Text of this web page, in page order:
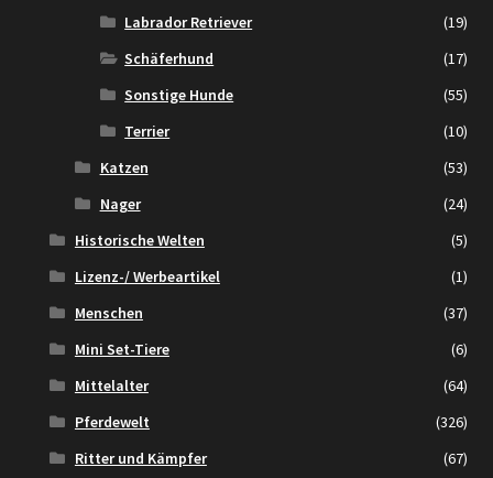
Labrador Retriever
(19)
Schäferhund
(17)
Sonstige Hunde
(55)
Terrier
(10)
Katzen
(53)
Nager
(24)
Historische Welten
(5)
Lizenz-/ Werbeartikel
(1)
Menschen
(37)
Mini Set-Tiere
(6)
Mittelalter
(64)
Pferdewelt
(326)
Ritter und Kämpfer
(67)